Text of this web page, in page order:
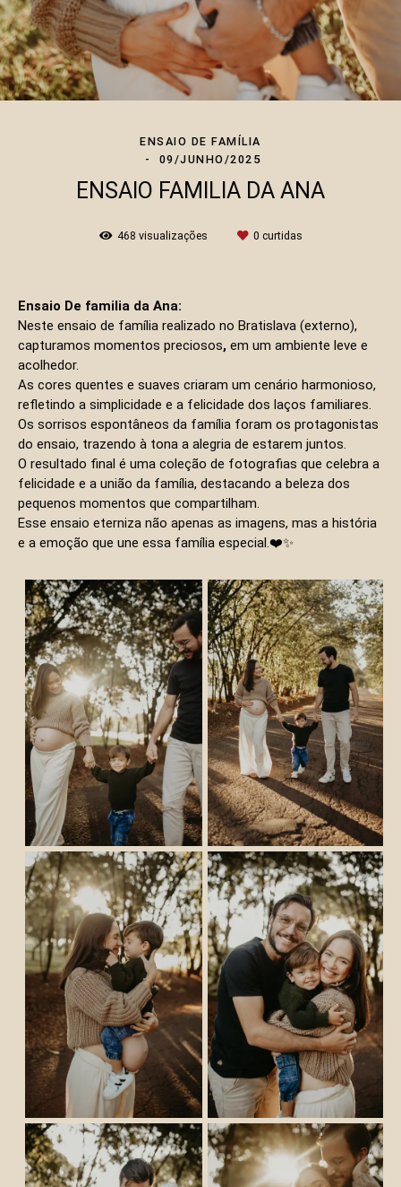
ENSAIO DE FAMÍLIA
09/JUNHO/2025
ENSAIO FAMILIA DA ANA
468 visualizações 0 curtidas
Ensaio De familia da Ana:
Neste ensaio de família realizado no Bratislava (externo),
capturamos momentos preciosos, em um ambiente leve e
acolhedor.
As cores quentes e suaves criaram um cenário harmonioso,
refletindo a simplicidade e a felicidade dos laços familiares.
Os sorrisos espontâneos da família foram os protagonistas
do ensaio, trazendo à tona a alegria de estarem juntos.
O resultado final é uma coleção de fotografias que celebra a
felicidade e a união da família, destacando a beleza dos
pequenos momentos que compartilham.
Esse ensaio eterniza não apenas as imagens, mas a história
e a emoção que une essa família especial.❤️✨